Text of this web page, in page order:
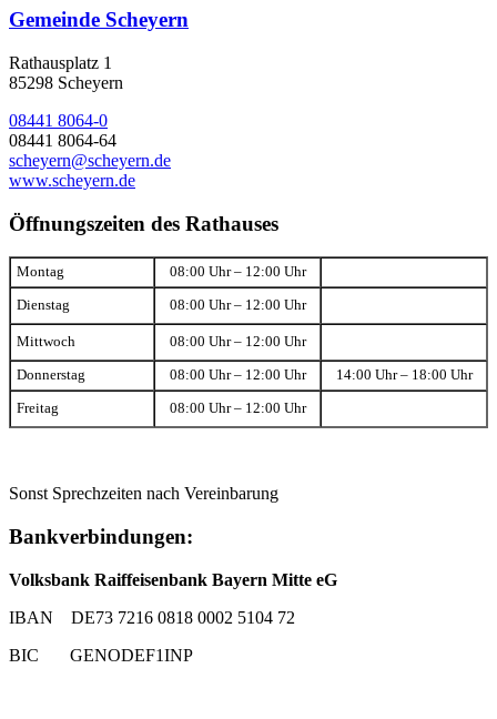
Gemeinde Scheyern
Rathausplatz 1
85298 Scheyern
08441 8064-0
08441 8064-64
scheyern@scheyern.de
www.scheyern.de
Öffnungszeiten des Rathauses
Montag 08:00 Uhr – 12:00 Uhr
Dienstag 08:00 Uhr – 12:00 Uhr
Mittwoch 08:00 Uhr – 12:00 Uhr
Donnerstag 08:00 Uhr – 12:00 Uhr 14:00 Uhr – 18:00 Uhr
Freitag 08:00 Uhr – 12:00 Uhr
Sonst Sprechzeiten nach Vereinbarung
Bankverbindungen:
Volksbank Raiffeisenbank Bayern Mitte eG
IBAN DE73 7216 0818 0002 5104 72
BIC GENODEF1INP